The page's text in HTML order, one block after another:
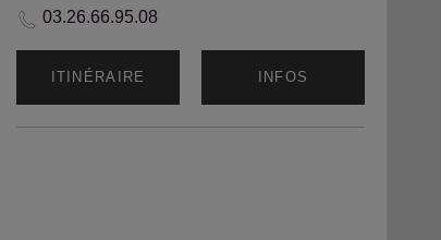
03.26.66.95.08
ITINÉRAIRE INFOS